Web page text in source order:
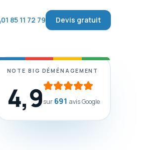
01 85 11 72 79 Devis gratuit
NOTE BIG DÉMÉNAGEMENT
4,9sur691 avis Google